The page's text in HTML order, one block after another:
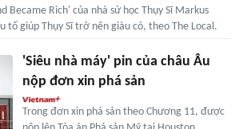
Became Rich' của nhà sử học Thụy Sĩ Markus
tố giúp Thụy Sĩ trở nên giàu có, theo The Local.
'Siêu nhà máy' pin của châu Âu
nộp đơn xin phá sản
Trong đơn xin phá sản theo Chương 11, được